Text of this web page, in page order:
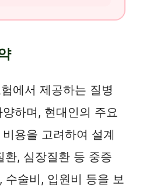
에서 제공하는 질병
하며, 현대인의 주요
용을 고려하여 설계
환, 심장질환 등 중증
수술비, 입원비 등을 보